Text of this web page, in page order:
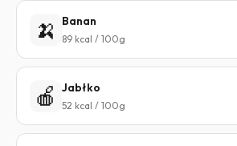
🍌 Banan
89 kcal / 100g
🍎 Jabłko
52 kcal / 100g